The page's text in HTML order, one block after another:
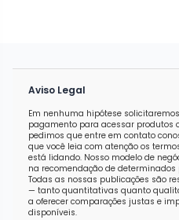
Aviso Legal
Em nenhuma hipótese
pagamento para acessar produtos
pedimos que entre em contato
que você leia com atenção os
está lidando. Nosso modelo de
na recomendação de
Todas as nossas publicações são
— tanto quantitativas quanto
a oferecer comparações justas e
disponíveis.